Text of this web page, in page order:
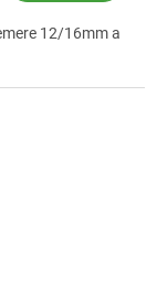
12/16mm a